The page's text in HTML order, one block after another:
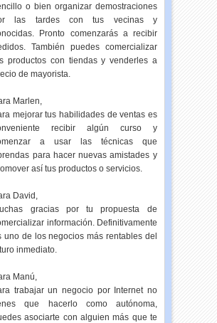
o bien organizar demostraciones
las tardes con tus vecinas y
Pronto comenzarás a recibir
También puedes comercializar
productos con tiendas y venderles a
de mayorista.
Marlen,
mejorar tus habilidades de ventas es
recibir algún curso y
a usar las técnicas que
para hacer nuevas amistades y
así tus productos o servicios.
David,
gracias por tu propuesta de
información. Definitivamente
uno de los negocios más rentables del
inmediato.
Manú,
trabajar un negocio por Internet no
que hacerlo como autónoma,
asociarte con alguien más que te